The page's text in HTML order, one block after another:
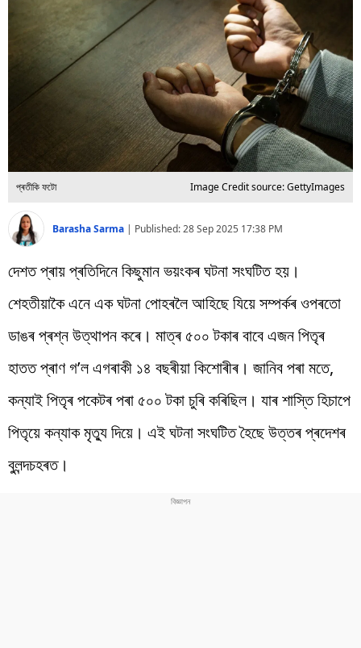
বিশ্ব
প্ৰতীকি ফটো Image Credit source: GettyImages
Barasha Sarma | Published:28 Sep 2025 17:38 PM
দেশত প্ৰায় প্ৰতিদিনে কিছুমান ভয়ংকৰ ঘটনা সংঘটিত হয়।
শেহতীয়াকৈ এনে এক ঘটনা পোহৰলৈ আহিছে যিয়ে সম্পৰ্কৰ ওপৰতো
ডাঙৰ প্ৰশ্ন উত্থাপন কৰে। মাত্ৰ ৫০০ টকাৰ বাবে এজন পিতৃৰ
হাতত প্ৰাণ গ’ল এগৰাকী ১৪ বছৰীয়া কিশোৰীৰ। জানিব পৰা মতে,
কন্যাই পিতৃৰ পকেটৰ পৰা ৫০০ টকা চুৰি কৰিছিল। যাৰ শাস্তি হিচাপে
পিতৃয়ে কন্যাক মৃত্যু দিয়ে। এই ঘটনা সংঘটিত হৈছে উত্তৰ প্ৰদেশৰ
বুলন্দচহৰত।